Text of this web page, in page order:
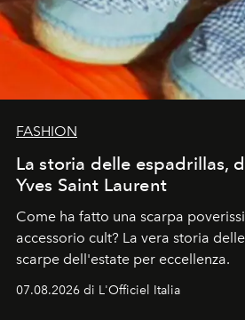
FASHION
La storia delle espadrillas,
Yves Saint Laurent
Come ha fatto una scarpa
accessorio cult? La vera storia
scarpe dell'estate per eccellenza.
07.08.2026 di L'Officiel Italia